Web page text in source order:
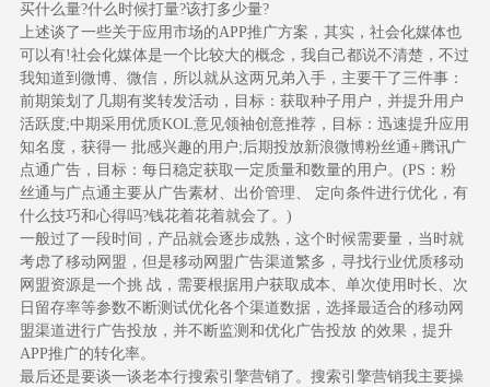
买什么量?什么时候打量?该打多少量?
上述谈了一些关于应用市场的APP推广方案，其实，社会化媒体也
可以有!社会化媒体是一个比较大的概念，我自己都说不清楚，不过
我知道到微博、微信，所以就从这两兄弟入手，主要干了三件事：
前期策划了几期有奖转发活动，目标：获取种子用户，并提升用户
活跃度;中期采用优质KOL意见领袖创意推荐，目标：迅速提升应用
知名度，获得一 批感兴趣的用户;后期投放新浪微博粉丝通+腾讯广
点通广告，目标：每日稳定获取一定质量和数量的用户。(PS：粉
丝通与广点通主要从广告素材、出价管理、 定向条件进行优化，有
什么技巧和心得吗?钱花着花着就会了。)
一般过了一段时间，产品就会逐步成熟，这个时候需要量，当时就
考虑了移动网盟，但是移动网盟广告渠道繁多，寻找行业优质移动
网盟资源是一个挑 战，需要根据用户获取成本、单次使用时长、次
日留存率等参数不断测试优化各个渠道数据，选择最适合的移动网
盟渠道进行广告投放，并不断监测和优化广告投放 的效果，提升
APP推广的转化率。
最后还是要谈一谈老本行搜索引擎营销了。搜索引擎营销我主要操